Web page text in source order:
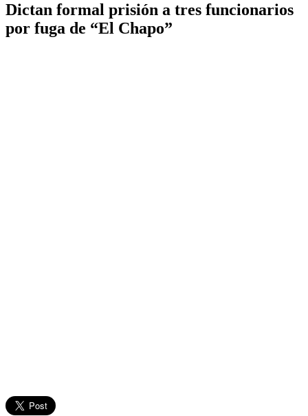
Dictan formal prisión a tres funcionarios
por fuga de “El Chapo”